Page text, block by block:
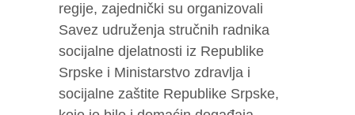
regije, zajednički su organizovali
Savez udruženja stručnih radnika
socijalne djelatnosti iz Republike
Srpske i Ministarstvo zdravlja i
socijalne zaštite Republike Srpske,